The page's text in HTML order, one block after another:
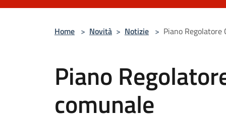
Home > Novità > Notizie > Piano
Piano
comunale